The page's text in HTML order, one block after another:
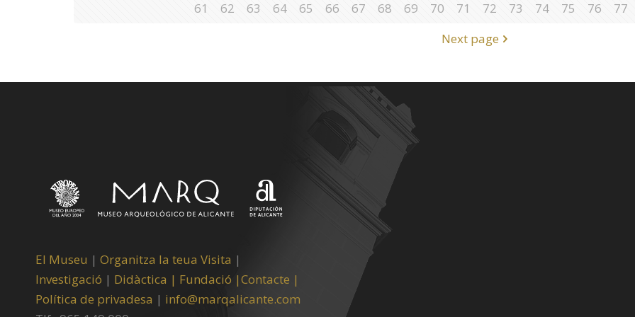
61
62 63 64 65 66 67 68 69 70 71 72 73 74 75 76 77
Next page
El Museu | Organitza la teua Visita |
Investigació | Didàctica | Fundació |Contacte |
Política de privadesa | info@marqalicante.com